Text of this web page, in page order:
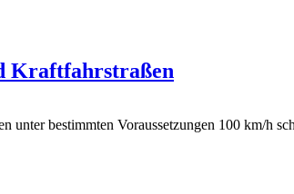
Kraftfahrstraßen
bestimmten Voraussetzungen 100 km/h